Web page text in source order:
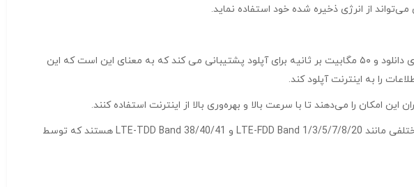
از انرژی ذخیره شده خود استفاده نماید.
مدل E5785-320a این مودم همراه از اتصال بی‌سیم با سرعت ۳۰۰ مگابیت بر ثانیه برای دانلود و ۵۰ مگابیت بر ثانیه برای آپلود پشتیبانی می کند که به معنای این است که این
مودم سیمکارتی جیبی برند HUAWEI مدل E5785-320a شبکه‌های قابل پشتیبانی می باشند، که شامل باندهای فرکانسی مختلفی مانند LTE-FDD Band 1/3/5/7/8/20 و LTE-TDD Band 38/40/41 هستند که توسط